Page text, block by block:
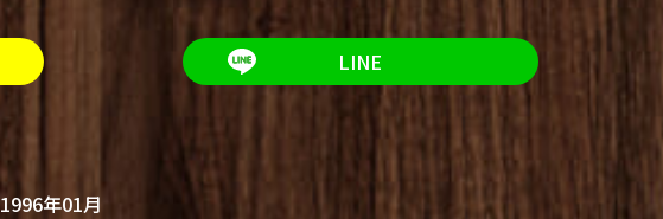
LINE
1996年01月